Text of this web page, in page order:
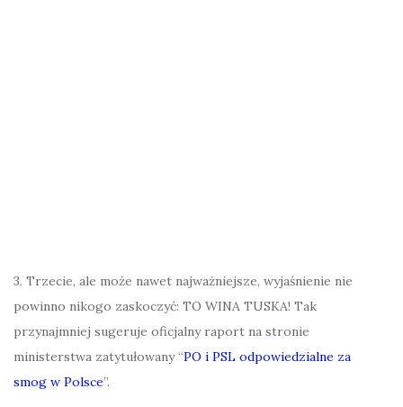
3. Trzecie, ale może nawet najważniejsze, wyjaśnienie nie
powinno nikogo zaskoczyć: TO WINA TUSKA! Tak
przynajmniej sugeruje oficjalny raport na stronie
ministerstwa zatytułowany “PO i PSL odpowiedzialne za
smog w Polsce”.